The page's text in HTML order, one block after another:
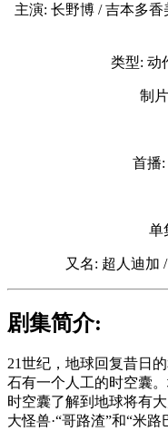
主演: 长野博 / 吉本多
类型: 动
制
首播:
单
又名: 超人迪加
剧集简介:
21世纪，地球回复昔日
石有一个人工的时空囊
时空囊了解到地球将有
大怪兽·“哥路渣”和“米